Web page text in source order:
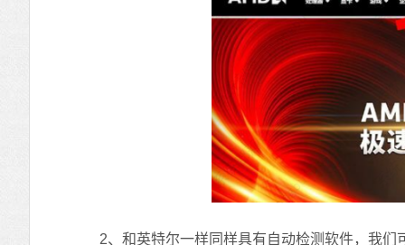
2、和英特尔一样同样具有自动检测软件，我们